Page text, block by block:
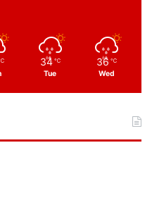
34 ℃
Tue
36 ℃
Wed